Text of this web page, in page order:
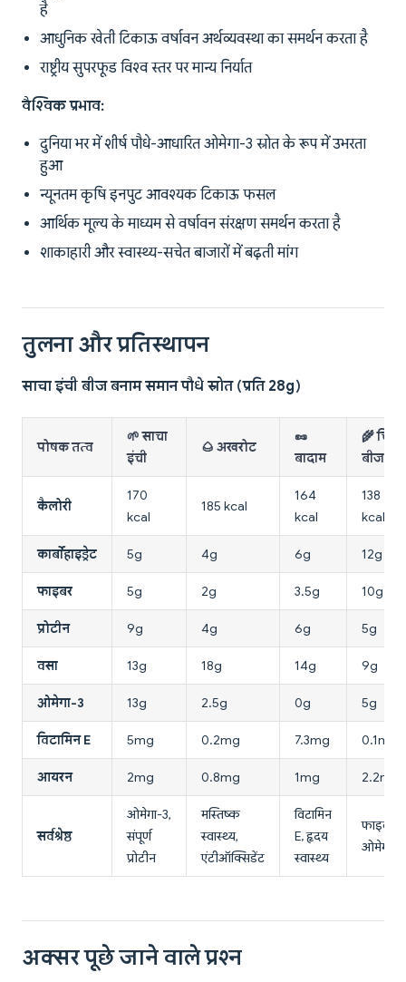
है
आधुनिक खेती टिकाऊ वर्षावन अर्थव्यवस्था का समर्थन करता है
राष्ट्रीय सुपरफूड विश्व स्तर पर मान्य निर्यात
वैश्विक प्रभाव:
दुनिया भर में शीर्ष पौधे-आधारित ओमेगा-3 स्रोत के रूप में उभरता
हुआ
न्यूनतम कृषि इनपुट आवश्यक टिकाऊ फसल
आर्थिक मूल्य के माध्यम से वर्षावन संरक्षण समर्थन करता है
शाकाहारी और स्वास्थ्य-सचेत बाजारों में बढ़ती मांग
तुलना और प्रतिस्थापन
साचा इंची बीज बनाम समान पौधे स्रोत (प्रति 28g)
पोषक तत्व
🌱 साचा
इंची
🌰 अखरोट
🥜
बादाम
🌾 चिया
बीज
कैलोरी
170
kcal
185 kcal
164
kcal
138
kcal
कार्बोहाइड्रेट 5g 4g 6g 12g
फाइबर 5g 2g 3.5g 10g
प्रोटीन 9g 4g 6g 5g
वसा 13g 18g 14g 9g
ओमेगा-3 13g 2.5g 0g 5g
विटामिन E 5mg 0.2mg 7.3mg 0.1mg
आयरन 2mg 0.8mg 1mg 2.2mg
सर्वश्रेष्ठ
ओमेगा-3,
संपूर्ण
प्रोटीन
मस्तिष्क
स्वास्थ्य,
एंटीऑक्सिडेंट
विटामिन
E, हृदय
स्वास्थ्य
फाइबर,
ओमेगा-3
अक्सर पूछे जाने वाले प्रश्न